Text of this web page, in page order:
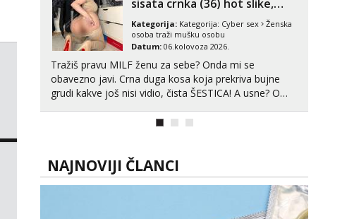
sisata crnka (36) hot slike,
videa i c2c💗
Kategorija: Kategorija: Cyber sex
Ženska
osoba traži mušku osobu
Datum: 06.kolovoza 2026.
Tražiš pravu MILF ženu za sebe? Onda mi se
obavezno javi. Crna duga kosa koja prekriva bujne
grudi kakve još nisi vidio, čista ŠESTICA! A usne? O
će ti se urezati u pamćenje, jer vjeruj mi, takve još
NAJNOVIJI ČLANCI